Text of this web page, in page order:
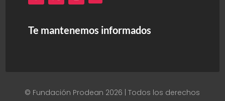
Te mantenemos informados
© Fundación Prodean 2026 | Todos los derechos